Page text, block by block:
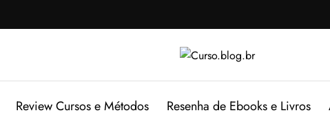
Review Cursos e Métodos Resenha de Ebooks e Livros